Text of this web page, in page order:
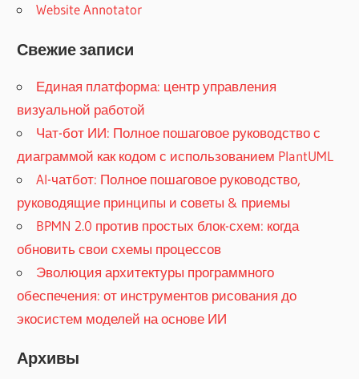
Website Annotator
Свежие записи
Единая платформа: центр управления
визуальной работой
Чат-бот ИИ: Полное пошаговое руководство с
диаграммой как кодом с использованием PlantUML
AI-чатбот: Полное пошаговое руководство,
руководящие принципы и советы & приемы
BPMN 2.0 против простых блок-схем: когда
обновить свои схемы процессов
Эволюция архитектуры программного
обеспечения: от инструментов рисования до
экосистем моделей на основе ИИ
Архивы